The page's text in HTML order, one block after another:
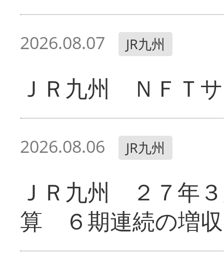
2026.08.07 JR九州
ＪＲ九州 ＮＦＴ
2026.08.06 JR九州
ＪＲ九州 ２７年
算 ６期連続の増収